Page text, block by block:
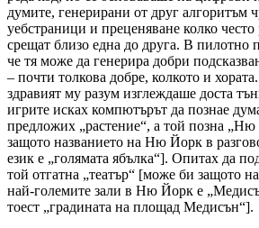
думите, генерирани от друг алгоритъм
уебстраници и преценяване колко
срещат близо една до друга. В пилотно
че тя може да генерира добри
– почти толкова добре, колкото и
здравият му разум изглеждаше доста
игрите исках компютърът да познае
предложих „растение“, а той позна
защото названието на Ню Йорк в
език е „голямата ябълка“]. Опитах да
той отгатна „театър“ [може би защото
най-големите зали в Ню Йорк е
тоест „градината на площад Медисън“].